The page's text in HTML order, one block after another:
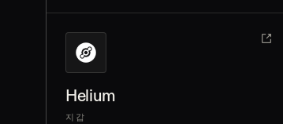
Helium
지갑